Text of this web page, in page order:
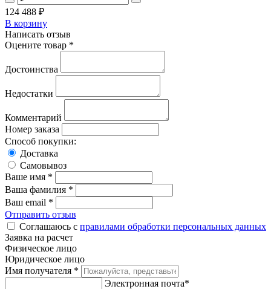
124 488 ₽
В корзину
Написать отзыв
Оцените товар *
Достоинства
Недостатки
Комментарий
Номер заказа
Способ покупки:
Доставка
Самовывоз
Ваше имя *
Ваша фамилия *
Ваш email *
Отправить отзыв
Соглашаюсь с правилами обработки персональных данных
Заявка на расчет
Физическое лицо
Юридическое лицо
Имя получателя *
Электронная почта*